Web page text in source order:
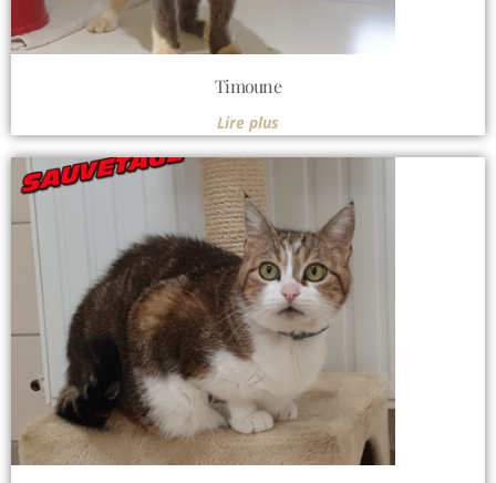
Timoune
Lire plus